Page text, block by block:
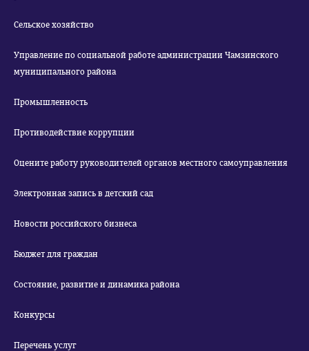
Сельское хозяйство
Управление по социальной работе администрации Чамзинского
муниципального района
Промышленность
Противодействие коррупции
Оцените работу руководителей органов местного самоуправления
Электронная запись в детский сад
Новости российского бизнеса
Бюджет для граждан
Состояние, развитие и динамика района
Конкурсы
Перечень услуг